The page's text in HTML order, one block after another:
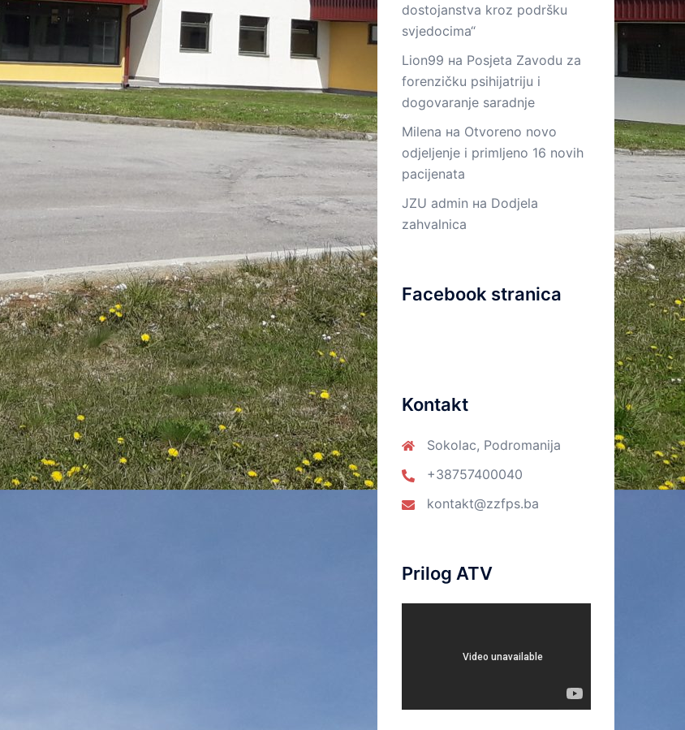
dostojanstva kroz podršku
svjedocima“
Lion99 на Posjeta Zavodu za
forenzičku psihijatriju i
dogovaranje saradnje
Milena на Otvoreno novo
odjeljenje i primljeno 16 novih
pacijenata
JZU admin на Dodjela
zahvalnica
Facebook stranica
Kontakt
Sokolac, Podromanija
+38757400040
kontakt@zzfps.ba
Prilog ATV